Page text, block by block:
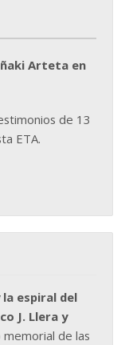
Arteta en
de 13
ETA.
la espiral del
J. Llera y
de las